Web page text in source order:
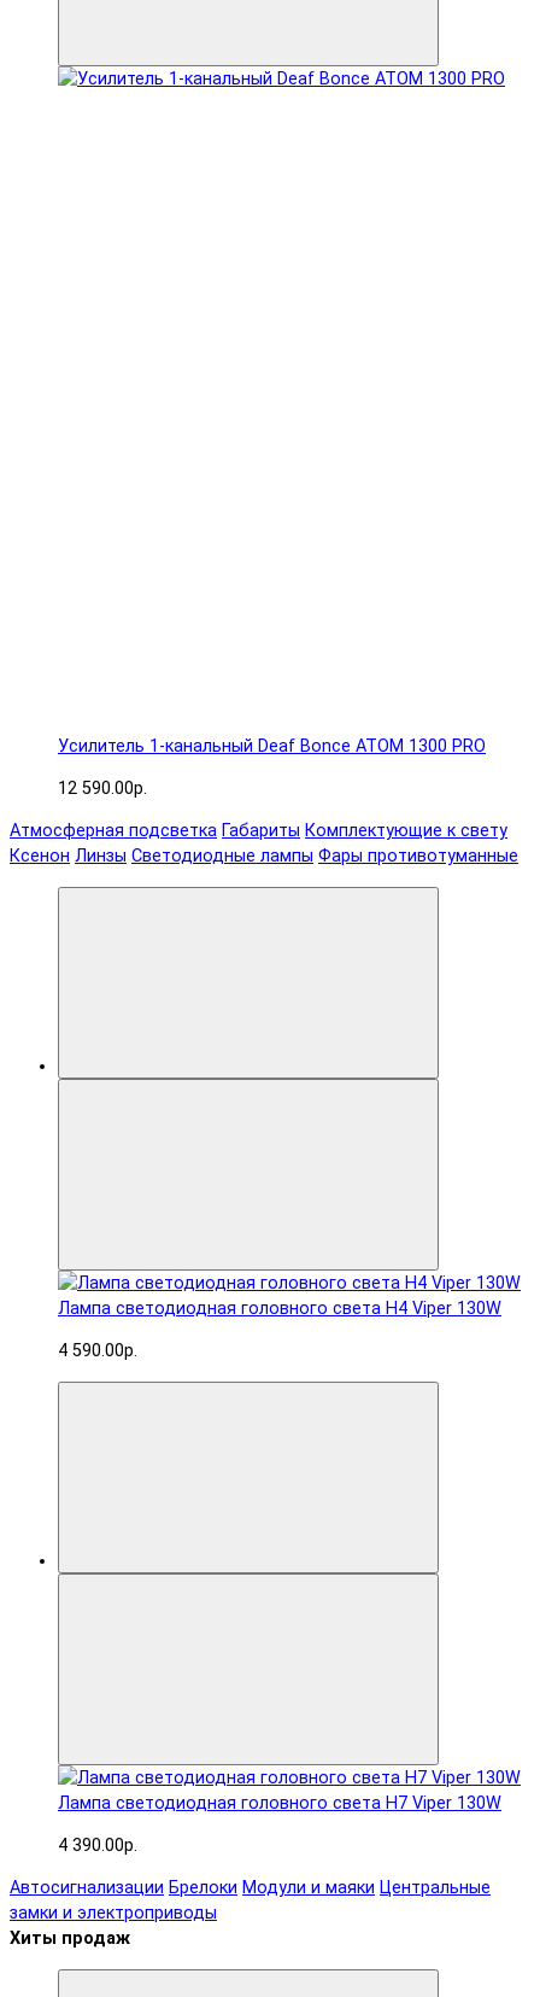
Усилитель 1-канальный Deaf Bonce ATOM 1300 PRO
12 590.00р.
Атмосферная подсветка Габариты Комплектующие к свету
Ксенон Линзы Светодиодные лампы Фары противотуманные
Лампа светодиодная головного света H4 Viper 130W
4 590.00р.
Лампа светодиодная головного света H7 Viper 130W
4 390.00р.
Автосигнализации Брелоки Модули и маяки Центральные
замки и электроприводы
Хиты продаж